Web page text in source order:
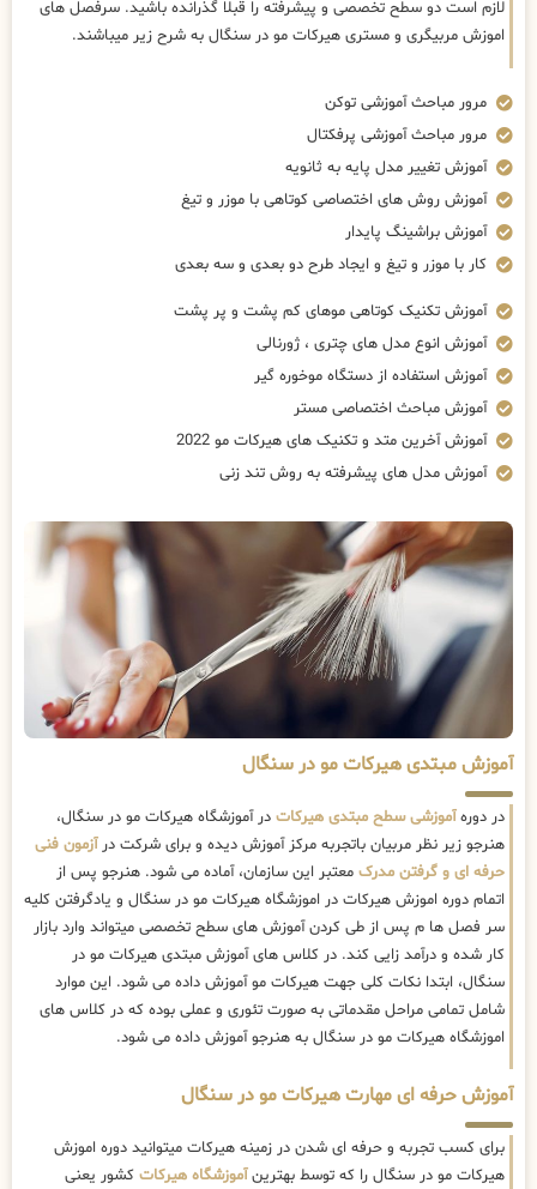
لازم است دو سطح تخصصی و پیشرفته را قبلا گذرانده باشید. سرفصل های
اموزش مربیگری و مستری هیرکات مو در سنگال به شرح زیر میباشند.
مرور مباحث آموزشی توکن
مرور مباحث آموزشی پرفکتال
آموزش تغییر مدل پایه به ثانویه
آموزش روش های اختصاصی کوتاهی با موزر و تیغ
آموزش براشینگ پایدار
کار با موزر و تیغ و ایجاد طرح دو بعدی و سه بعدی
آموزش تکنیک کوتاهی موهای کم پشت و پر پشت
آموزش انوع مدل های چتری ، ژورنالی
آموزش استفاده از دستگاه موخوره گیر
آموزش مباحث اختصاصی مستر
آموزش آخرین متد و تکنیک های هیرکات مو 2022
آموزش مدل های پیشرفته به روش تند زنی
آموزش مبتدی هیرکات مو در سنگال
در دورهآموزشی سطح مبتدی هیرکات در آموزشگاه هیرکات مو در سنگال،
هنرجو زیر نظر مربیان باتجربه مرکز آموزش دیده و برای شرکت درآزمون فنی
حرفه ای و گرفتن مدرک معتبر این سازمان، آماده می شود. هنرجو پس از
اتمام دوره اموزش هیرکات در اموزشگاه هیرکات مو در سنگال و یادگرفتن کلیه
سر فصل ها م پس از طی کردن آموزش های سطح تخصصی میتواند وارد بازار
کار شده و درآمد زایی کند. در کلاس های آموزش مبتدی هیرکات مو در
سنگال، ابتدا نکات کلی جهت هیرکات مو آموزش داده می شود. این موارد
شامل تمامی مراحل مقدماتی به صورت تئوری و عملی بوده که در کلاس های
اموزشگاه هیرکات مو در سنگال به هنرجو آموزش داده می شود.
آموزش حرفه ای مهارت هیرکات مو در سنگال
برای کسب تجربه و حرفه ای شدن در زمینه هیرکات میتوانید دوره اموزش
هیرکات مو در سنگال را که توسط بهترینآموزشگاه هیرکات کشور یعنی